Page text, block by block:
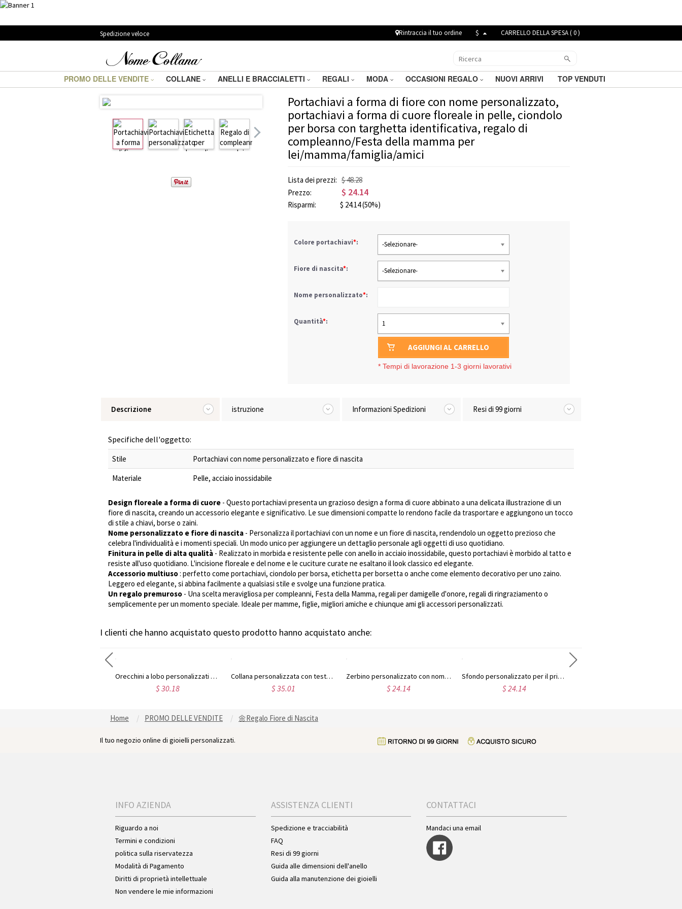
Spedizione veloce Rintraccia il tuo ordine $ CARRELLO DELLA SPESA (0)
PROMO DELLE VENDITE COLLANE ANELLI E BRACCIALETTI REGALI MODA OCCASIONI REGALO NUOVI ARRIVI TOP VENDUTI
Portachiavi a forma di fiore con nome personalizzato,
portachiavi a forma di cuore floreale in pelle, ciondolo
per borsa con targhetta identificativa, regalo di
compleanno/Festa della mamma per
lei/mamma/famiglia/amici
Lista dei prezzi: $ 48.28
Prezzo:
$ 24.14
Risparmi: $ 24.14(50%)
Colore portachiavi*: -Selezionare-
Fiore di nascita*: -Selezionare-
Nome personalizzato*:
Quantità*: 1
AGGIUNGI AL CARRELLO
* Tempi di lavorazione 1-3 giorni lavorativi
Descrizione istruzione Informazioni Spedizioni Resi di 99 giorni
Specifiche dell'oggetto:
Stile
Portachiavi con nome personalizzato e fiore di nascita
Materiale
Pelle, acciaio inossidabile
Design floreale a forma di cuore - Questo portachiavi presenta un grazioso design a forma di cuore abbinato a una delicata illustrazione di un
fiore di nascita, creando un accessorio elegante e significativo. Le sue dimensioni compatte lo rendono facile da trasportare e aggiungono un tocco
di stile a chiavi, borse o zaini.
Nome personalizzato e fiore di nascita - Personalizza il portachiavi con un nome e un fiore di nascita, rendendolo un oggetto prezioso che
celebra l'individualità e i momenti speciali. Un modo unico per aggiungere un dettaglio personale agli oggetti di uso quotidiano.
Finitura in pelle di alta qualità - Realizzato in morbida e resistente pelle con anello in acciaio inossidabile, questo portachiavi è morbido al tatto e
resiste all'uso quotidiano. L'incisione floreale e del nome e le cuciture curate ne esaltano il look classico ed elegante.
Accessorio multiuso: perfetto come portachiavi, ciondolo per borsa, etichetta per borsetta o anche come elemento decorativo per uno zaino.
Leggero ed elegante, si abbina facilmente a qualsiasi stile e svolge una funzione pratica.
Un regalo premuroso - Una scelta meravigliosa per compleanni, Festa della Mamma, regali per damigelle d'onore, regali di ringraziamento o
semplicemente per un momento speciale. Ideale per mamme, figlie, migliori amiche e chiunque ami gli accessori personalizzati.
I clienti che hanno acquistato questo prodotto hanno acquistato anche:
Orecchini a lobo personalizzati con farfalla 3D per la nascita, in argento sterling 925, delicati, ideali come regalo di compleanno, festa della mamma o matrimonio per lei, moglie, mamma o damigelle d'onore.
$ 30.18
Collana personalizzata con testa di mucca e targhetta iniziale, gioiello western delicato ispirato ai Navajo, regalo di compleanno/anniversario per cowgirl/donne
$ 35.01
Zerbino personalizzato con nome e immagine di una mucca delle Highlands con diavolo, antiscivolo, decorazione autunnale per la casa, regalo di Halloween per la famiglia/gli amanti delle mucche delle Highlands
$ 24.14
Sfondo personalizzato per il primo compleanno a tema Halloween con nome, simpatico striscione con fantasmi, zucche e pipistrelli, bomboniera per la festa di compleanno, regalo di Halloween per neonati
$ 24.14
Home PROMO DELLE VENDITE 🌼Regalo Fiore di Nascita
Il tuo negozio online di gioielli personalizzati.
INFO AZIENDA
Riguardo a noi
Termini e condizioni
politica sulla riservatezza
Modalità di Pagamento
Diritti di proprietà intellettuale
Non vendere le mie informazioni
ASSISTENZA CLIENTI
Spedizione e tracciabilità
FAQ
Resi di 99 giorni
Guida alle dimensioni dell'anello
Guida alla manutenzione dei gioielli
CONTATTACI
Mandaci una email